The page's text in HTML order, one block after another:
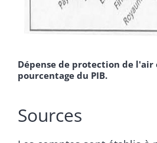
Dépense de protection de l'air
pourcentage du PIB.
Sources